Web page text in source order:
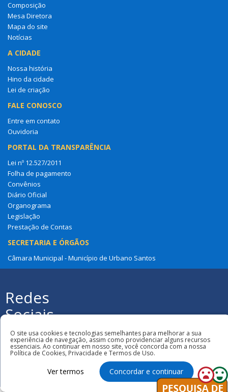
Composição
Mesa Diretora
Mapa do site
Notícias
A CIDADE
Nossa história
Hino da cidade
Lei de criação
FALE CONOSCO
Entre em contato
Ouvidoria
PORTAL DA TRANSPARÊNCIA
Lei nº 12.527/2011
Folha de pagamento
Convênios
Diário Oficial
Organograma
Legislação
Prestação de Contas
SECRETARIA E ÓRGÃOS
Câmara Municipal - Município de Urbano Santos
Redes
Sociais
Municipal de Urbano Santos
O site usa cookies e tecnologias semelhantes para melhorar a sua
experiência de navegação, assim como providenciar alguns recursos
essenciais. Ao continuar em nosso site, você concorda com a nossa
Política de Cookies, Privacidade e Termos de Uso.
Ver termos Concordar e continuar